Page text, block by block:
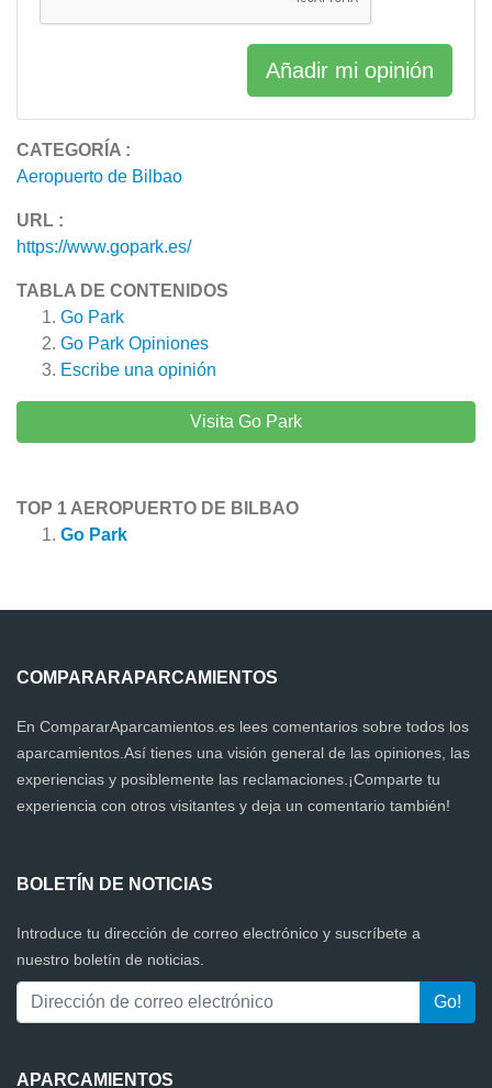
CATEGORÍA :
Aeropuerto de Bilbao
URL :
https://www.gopark.es/
TABLA DE CONTENIDOS
Go Park
Go Park Opiniones
Escribe una opinión
Visita Go Park
TOP 1 AEROPUERTO DE BILBAO
Go Park
Añadir mi opinión
COMPARARAPARCAMIENTOS
En CompararAparcamientos.es lees comentarios sobre todos los
aparcamientos.Así tienes una visión general de las opiniones, las
experiencias y posiblemente las reclamaciones.¡Comparte tu
experiencia con otros visitantes y deja un comentario también!
BOLETÍN DE NOTICIAS
Introduce tu dirección de correo electrónico y suscríbete a
nuestro boletín de noticias.
APARCAMIENTOS